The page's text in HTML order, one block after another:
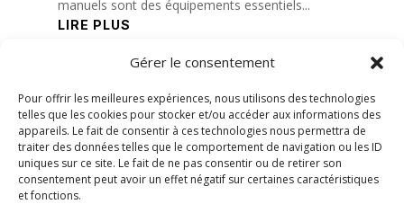
Gérer le consentement
Pour offrir les meilleures expériences, nous utilisons des technologies
telles que les cookies pour stocker et/ou accéder aux informations des
appareils. Le fait de consentir à ces technologies nous permettra de
traiter des données telles que le comportement de navigation ou les ID
uniques sur ce site. Le fait de ne pas consentir ou de retirer son
consentement peut avoir un effet négatif sur certaines caractéristiques
et fonctions.
manuels sont des équipements essentiels...
LIRE PLUS
« Entrées précédentes Entrées suivantes »